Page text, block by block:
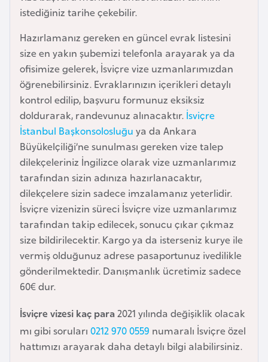
istediğiniz tarihe çekebilir.
Hazırlamanız gereken en güncel evrak listesini
size en yakın şubemizi telefonla arayarak ya da
ofisimize gelerek, İsviçre vize uzmanlarımızdan
öğrenebilirsiniz. Evraklarınızın içerikleri detaylı
kontrol edilip, başvuru formunuz eksiksiz
doldurarak, randevunuz alınacaktır. İsviçre
İstanbul Başkonsolosluğu ya da Ankara
Büyükelçiliği’ne sunulması gereken vize talep
dilekçeleriniz İngilizce olarak vize uzmanlarımız
tarafından sizin adınıza hazırlanacaktır,
dilekçelere sizin sadece imzalamanız yeterlidir.
İsviçre vizenizin süreci İsviçre vize uzmanlarımız
tarafından takip edilecek, sonucu çıkar çıkmaz
size bildirilecektir. Kargo ya da isterseniz kurye ile
vermiş olduğunuz adrese pasaportunuz ivedilikle
gönderilmektedir. Danışmanlık ücretimiz sadece
60€ dur.
İsviçre vizesi kaç para2021 yılında değişiklik olacak
mı gibi soruları 0212 970 0559 numaralı İsviçre özel
hattımızı arayarak daha detaylı bilgi alabilirsiniz.
i
n
B
o
s
n
a
H
e
r
s
e
k
B
u
l
g
a
i
s